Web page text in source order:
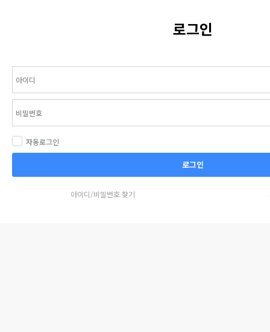
로그인
자동로그인
로그인
아이디/비밀번호 찾기